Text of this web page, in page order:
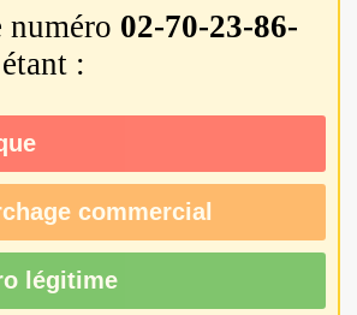
numéro 02-70-23-86-
:
commercial
légitime